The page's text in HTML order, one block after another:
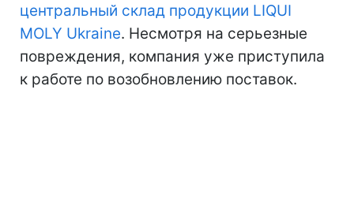
центральный склад продукции LIQUI
MOLY Ukraine. Несмотря на серьезные
повреждения, компания уже приступила
к работе по возобновлению поставок.